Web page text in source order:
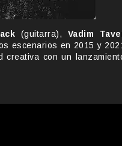
(guitarra), Vadim
escenarios en 2015 y
creativa con un